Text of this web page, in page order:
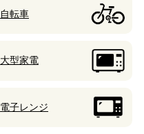
自転車
大型家電
電子レンジ